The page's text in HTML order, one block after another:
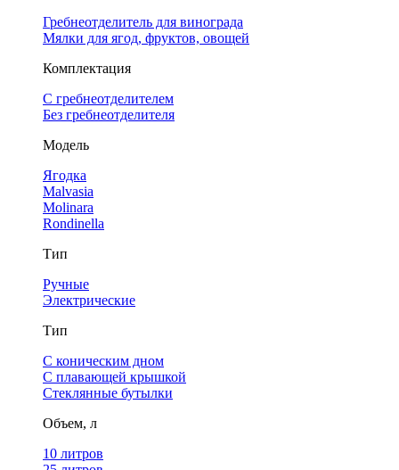
Гребнеотделитель для винограда
Мялки для ягод, фруктов, овощей
Комплектация
С гребнеотделителем
Без гребнеотделителя
Модель
Ягодка
Malvasia
Molinara
Rondinella
Тип
Ручные
Электрические
Тип
С коническим дном
С плавающей крышкой
Стеклянные бутылки
Объем, л
10 литров